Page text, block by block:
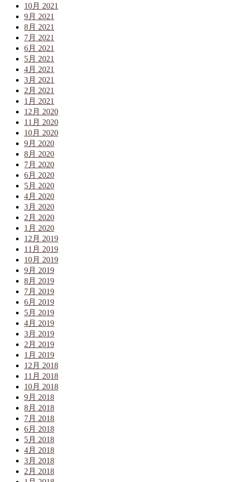
10月 2021
9月 2021
8月 2021
7月 2021
6月 2021
5月 2021
4月 2021
3月 2021
2月 2021
1月 2021
12月 2020
11月 2020
10月 2020
9月 2020
8月 2020
7月 2020
6月 2020
5月 2020
4月 2020
3月 2020
2月 2020
1月 2020
12月 2019
11月 2019
10月 2019
9月 2019
8月 2019
7月 2019
6月 2019
5月 2019
4月 2019
3月 2019
2月 2019
1月 2019
12月 2018
11月 2018
10月 2018
9月 2018
8月 2018
7月 2018
6月 2018
5月 2018
4月 2018
3月 2018
2月 2018